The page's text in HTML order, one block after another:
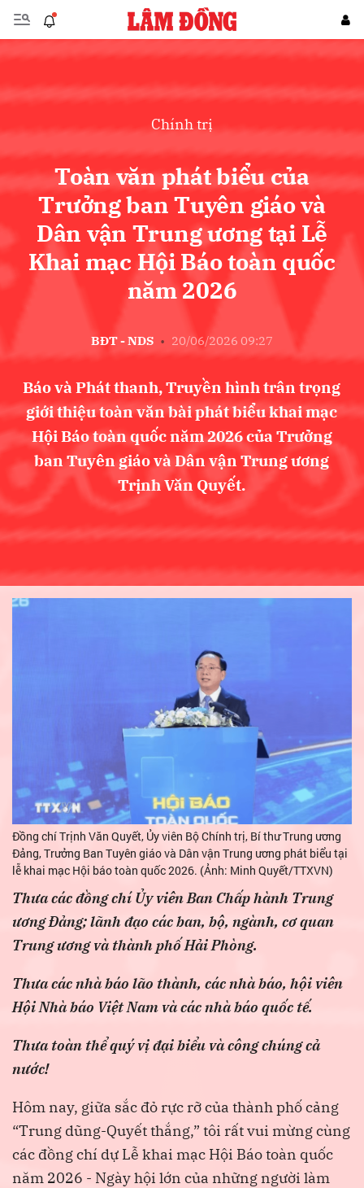
Chính trị
Toàn văn phát biểu của
Trưởng ban Tuyên giáo và
Dân vận Trung ương tại Lễ
Khai mạc Hội Báo toàn quốc
năm 2026
BĐT - NDS • 20/06/2026 09:27
Báo và Phát thanh, Truyền hình trân trọng
giới thiệu toàn văn bài phát biểu khai mạc
Hội Báo toàn quốc năm 2026 của Trưởng
ban Tuyên giáo và Dân vận Trung ương
Trịnh Văn Quyết.
Đồng chí Trịnh Văn Quyết, Ủy viên Bộ Chính trị, Bí thư Trung ương
Đảng, Trưởng Ban Tuyên giáo và Dân vận Trung ương phát biểu tại
lễ khai mạc Hội báo toàn quốc 2026. (Ảnh: Minh Quyết/TTXVN)
Thưa các đồng chí Ủy viên Ban Chấp hành Trung
ương Đảng; lãnh đạo các ban, bộ, ngành, cơ quan
Trung ương và thành phố Hải Phòng.
Thưa các nhà báo lão thành, các nhà báo, hội viên
Hội Nhà báo Việt Nam và các nhà báo quốc tế.
Thưa toàn thể quý vị đại biểu và công chúng cả
nước!
Hôm nay, giữa sắc đỏ rực rỡ của thành phố cảng
“Trung dũng-Quyết thắng,” tôi rất vui mừng cùng
các đồng chí dự Lễ khai mạc Hội Báo toàn quốc
năm 2026 - Ngày hội lớn của những người làm
Hủy Gửi